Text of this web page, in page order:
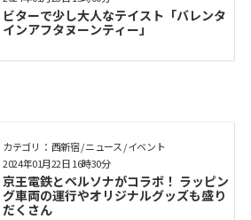
ビターで少し大人なテイスト「バレンタ
インアフタヌーンティー」
カテゴリ： 西新宿 / ニュース / イベント
京王電鉄とペルソナがコラボ！ ラッピン
グ車両の運行やオリジナルグッズも盛り
だくさん
2024年01月22日 16時30分